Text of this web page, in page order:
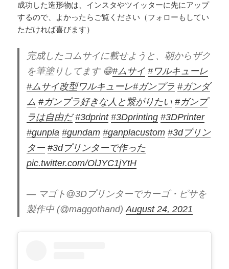
成功した造形物は、インスタやツイッターに先にアップ
するので、よかったらご覧ください（フォローもしてい
ただければ喜びます）
完成したコムサイに載せようと、朝からザク
を筆塗りしてます 😁#ムサイ #ワルキューレ
#ムサイ改型ワルキューレ#ガンプラ #ガンダ
ム #ガンプラ好きな人と繋がりたい #ガンプ
ラは自由だ #3dprint #3Dprinting #3DPrinter
#gunpla #gundam #ganplacustom #3dプリン
ター #3dプリンターで作った
pic.twitter.com/OlJYC1jYtH
— マゴト@3Dプリンターでカーゴ・ピサを
製作中 (@maggothand)August 24, 2021